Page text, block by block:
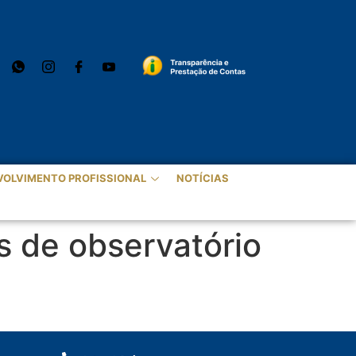
PROFISSIONAL NOTÍCIAS
de observatório